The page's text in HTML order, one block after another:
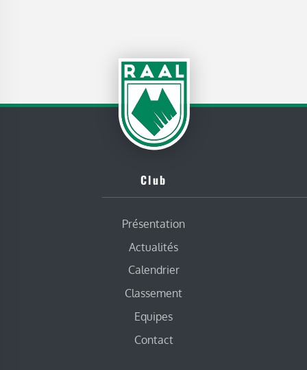
Club
Présentation
Actualités
Calendrier
Classement
Equipes
Contact